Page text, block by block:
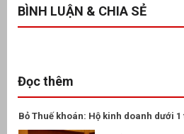
BÌNH LUẬN & CHIA SẺ
Đọc thêm
Bỏ Thuế khoán: Hộ kinh doanh dưới